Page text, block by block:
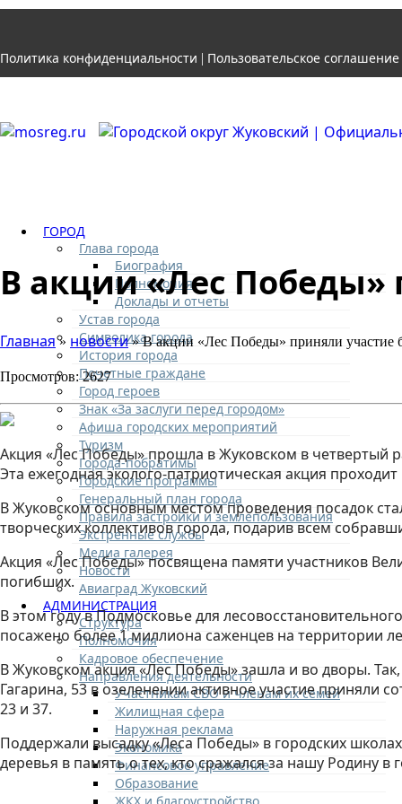
Политика конфиденциальности | Пользовательское соглашение
ГОРОД
Глава города
Биография
Полномочия
Доклады и отчеты
Устав города
Символика города
История города
Почетные граждане
Город героев
Знак «За заслуги перед городом»
Афиша городских мероприятий
Туризм
Города-побратимы
Городские программы
Генеральный план города
Правила застройки и землепользования
Экстренные службы
Медиа галерея
Новости
Авиаград Жуковский
АДМИНИСТРАЦИЯ
Структура
Полномочия
Кадровое обеспечение
Направления деятельности
Участникам СВО и членам их семей
Жилищная сфера
Наружная реклама
Экономика
Финансовое управление
Образование
ЖКХ и благоустройство
В акции «Лес Победы»
Главная» новости» В акции «Лес Победы» приняли участие
Просмотров: 2627
Акция «Лес Победы» прошла в Жуковском в четвертый
Эта ежегодная эколого-патриотическая акция
В Жуковском основным местом проведения посадок
творческих коллективов города, подарив всем
Акция «Лес Победы» посвящена памяти участников
погибших.
В этом году в Подмосковье для
посажено более 1 миллиона саженцев на территории
В Жуковском акция «Лес Победы» зашла и во дворы.
Гагарина, 53 в озеленении активное участие приняли
23 и 37.
Поддержали высадку «Леса Победы» в городских
деревья в память о тех, кто сражался за нашу Родину